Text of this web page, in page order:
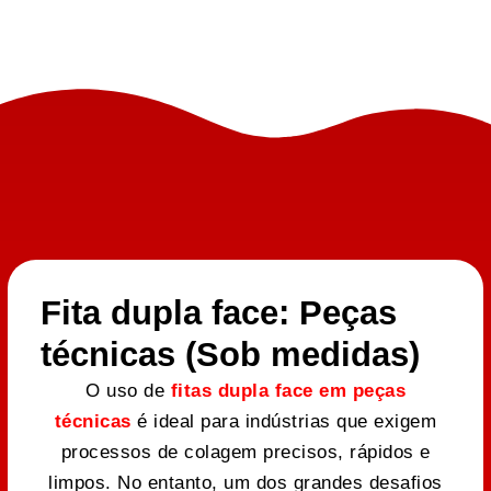
Fita dupla face: Peças
técnicas (Sob medidas)
O uso de fitas dupla face em peças
técnicas é ideal para indústrias que exigem
processos de colagem precisos, rápidos e
limpos. No entanto, um dos grandes desafios